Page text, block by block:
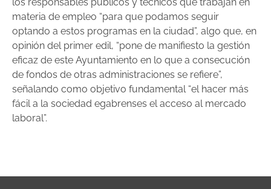
materia de empleo “para que podamos seguir
optando a estos programas en la ciudad”, algo que, en
opinión del primer edil, “pone de manifiesto la gestión
eficaz de este Ayuntamiento en lo que a consecución
de fondos de otras administraciones se refiere”,
señalando como objetivo fundamental “el hacer más
fácil a la sociedad egabrenses el acceso al mercado
laboral”.